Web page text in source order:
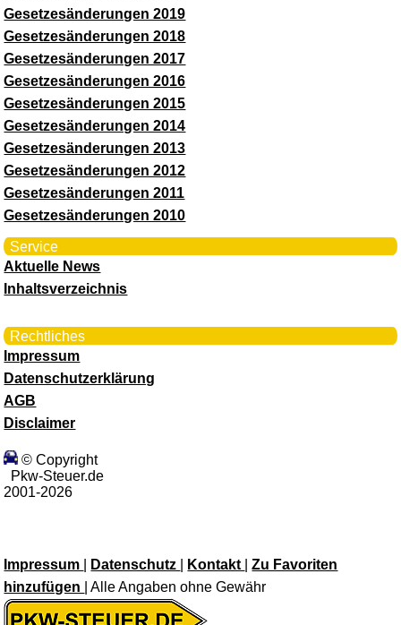
Gesetzesänderungen 2019
Gesetzesänderungen 2018
Gesetzesänderungen 2017
Gesetzesänderungen 2016
Gesetzesänderungen 2015
Gesetzesänderungen 2014
Gesetzesänderungen 2013
Gesetzesänderungen 2012
Gesetzesänderungen 2011
Gesetzesänderungen 2010
Service
Aktuelle News
Inhaltsverzeichnis
Rechtliches
Impressum
Datenschutzerklärung
AGB
Disclaimer
© Copyright
Pkw-Steuer.de
2001-2026
Impressum Datenschutz Kontakt |Zu Favoriten
hinzufügen
| Alle Angaben ohne Gewähr